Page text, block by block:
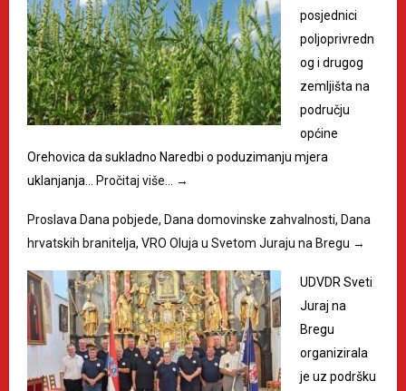
posjednici
poljoprivredn
og i drugog
zemljišta na
području
općine
Orehovica da sukladno Naredbi o poduzimanju mjera
uklanjanja…
Pročitaj više… →
Proslava Dana pobjede, Dana domovinske zahvalnosti, Dana
hrvatskih branitelja, VRO Oluja u Svetom Juraju na Bregu →
UDVDR Sveti
Juraj na
Bregu
organizirala
je uz podršku